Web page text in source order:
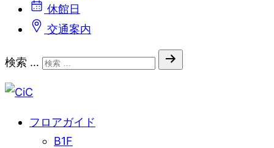
休館日
交通案内
検索 …
フロアガイド
B1F